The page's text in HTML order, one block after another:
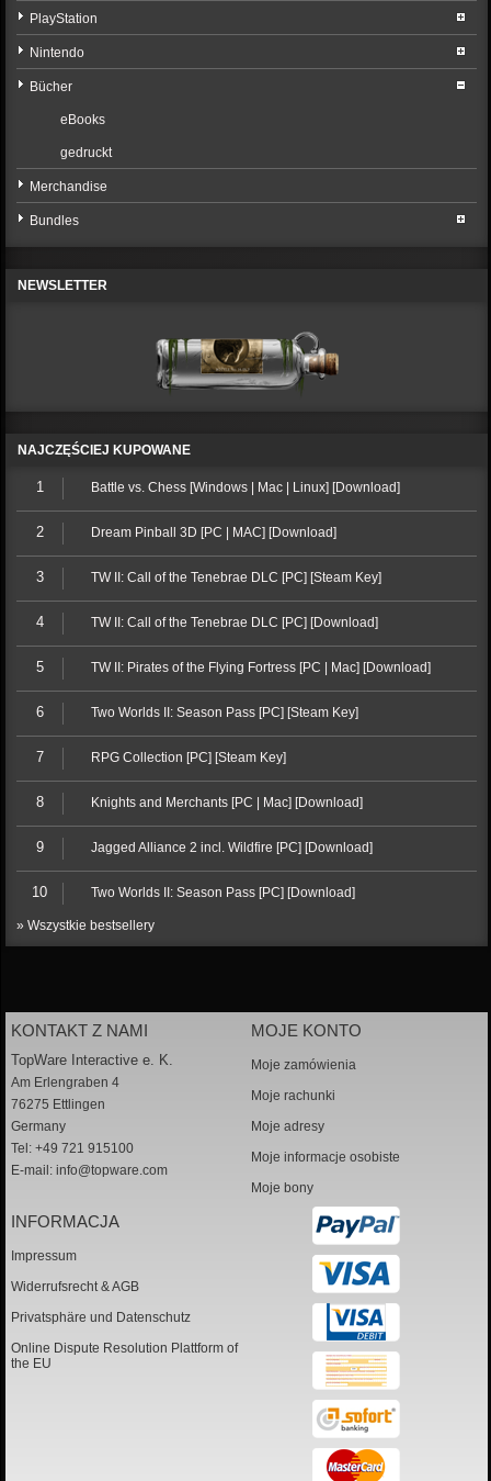
PlayStation
Nintendo
Bücher
eBooks
gedruckt
Merchandise
Bundles
NEWSLETTER
NAJCZĘŚCIEJ KUPOWANE
1 Battle vs. Chess [Windows | Mac | Linux] [Download]
2 Dream Pinball 3D [PC | MAC] [Download]
3 TW II: Call of the Tenebrae DLC [PC] [Steam Key]
4 TW II: Call of the Tenebrae DLC [PC] [Download]
5 TW II: Pirates of the Flying Fortress [PC | Mac] [Download]
6 Two Worlds II: Season Pass [PC] [Steam Key]
7 RPG Collection [PC] [Steam Key]
8 Knights and Merchants [PC | Mac] [Download]
9 Jagged Alliance 2 incl. Wildfire [PC] [Download]
10 Two Worlds II: Season Pass [PC] [Download]
» Wszystkie bestsellery
KONTAKT Z NAMI
TopWare Interactive e. K.
Am Erlengraben 4
76275 Ettlingen
Germany
Tel: +49 721 915100
E-mail: info@topware.com
MOJE KONTO
Moje zamówienia
Moje rachunki
Moje adresy
Moje informacje osobiste
Moje bony
INFORMACJA
Impressum
Widerrufsrecht & AGB
Privatsphäre und Datenschutz
Online Dispute Resolution Plattform of
the EU